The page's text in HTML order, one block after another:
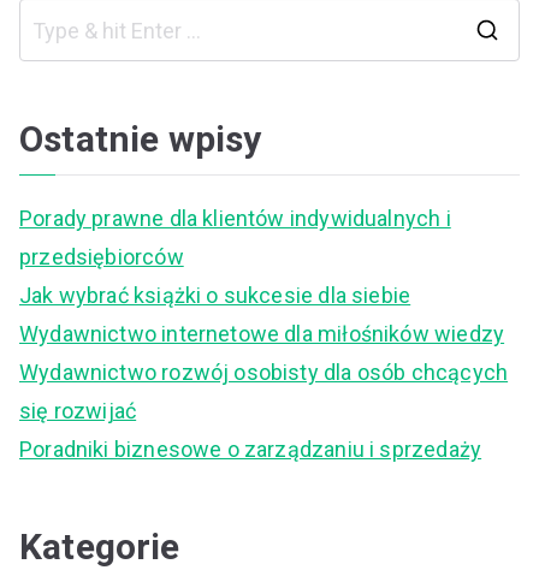
Ostatnie wpisy
Porady prawne dla klientów indywidualnych i
przedsiębiorców
Jak wybrać książki o sukcesie dla siebie
Wydawnictwo internetowe dla miłośników wiedzy
Wydawnictwo rozwój osobisty dla osób chcących
się rozwijać
Poradniki biznesowe o zarządzaniu i sprzedaży
Kategorie